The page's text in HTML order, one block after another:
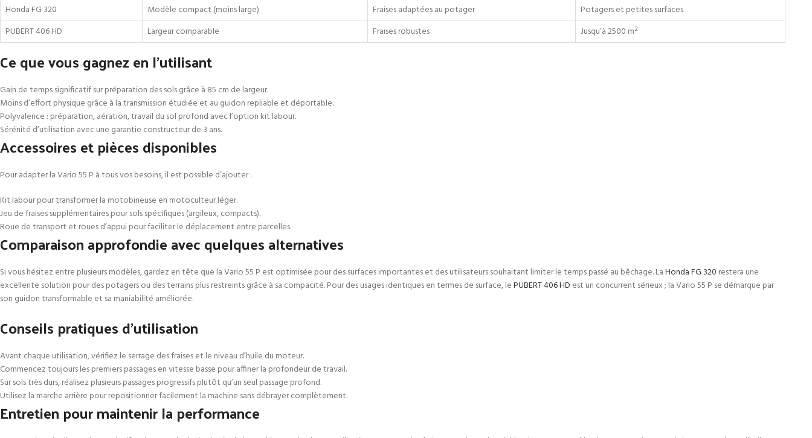
Honda FG 320
Modèle compact (moins large) Fraises adaptées au potager
Potagers et petites surfaces
PUBERT 406 HD
Largeur comparable Fraises robustes Jusqu’à 2500 m²
Ce que vous gagnez en l’utilisant
Gain de temps significatif sur préparation des sols grâce à 85 cm de largeur.
Moins d’effort physique grâce à la transmission étudiée et au guidon repliable et déportable.
Polyvalence : préparation, aération, travail du sol profond avec l’option kit labour.
Sérénité d’utilisation avec une garantie constructeur de 3 ans.
Accessoires et pièces disponibles
Pour adapter la Vario 55 P à tous vos besoins, il est possible d’ajouter :
Kit labour pour transformer la motobineuse en motoculteur léger.
Jeu de fraises supplémentaires pour sols spécifiques (argileux, compacts).
Roue de transport et roues d’appui pour faciliter le déplacement entre parcelles.
Comparaison approfondie avec quelques alternatives
Si vous hésitez entre plusieurs modèles, gardez en tête que la Vario 55 P est optimisée pour des surfaces importantes et des utilisateurs souhaitant limiter le temps passé au bêchage. LaHonda FG 320 restera une
excellente solution pour des potagers ou des terrains plus restreints grâce à sa compacité. Pour des usages identiques en termes de surface, lePUBERT 406 HD est un concurrent sérieux ; la Vario 55 P se démarque par
son guidon transformable et sa maniabilité améliorée.
Conseils pratiques d’utilisation
Avant chaque utilisation, vérifiez le serrage des fraises et le niveau d’huile du moteur.
Commencez toujours les premiers passages en vitesse basse pour affiner la profondeur de travail.
Sur sols très durs, réalisez plusieurs passages progressifs plutôt qu’un seul passage profond.
Utilisez la marche arrière pour repositionner facilement la machine sans débrayer complètement.
Entretien pour maintenir la performance